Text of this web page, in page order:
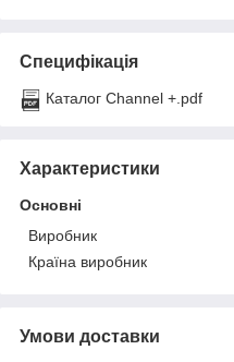
Специфікація
Каталог Channеl +.pdf
Характеристики
Основні
Виробник
Країна виробник
Умови доставки